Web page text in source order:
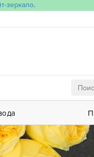
зеркало.